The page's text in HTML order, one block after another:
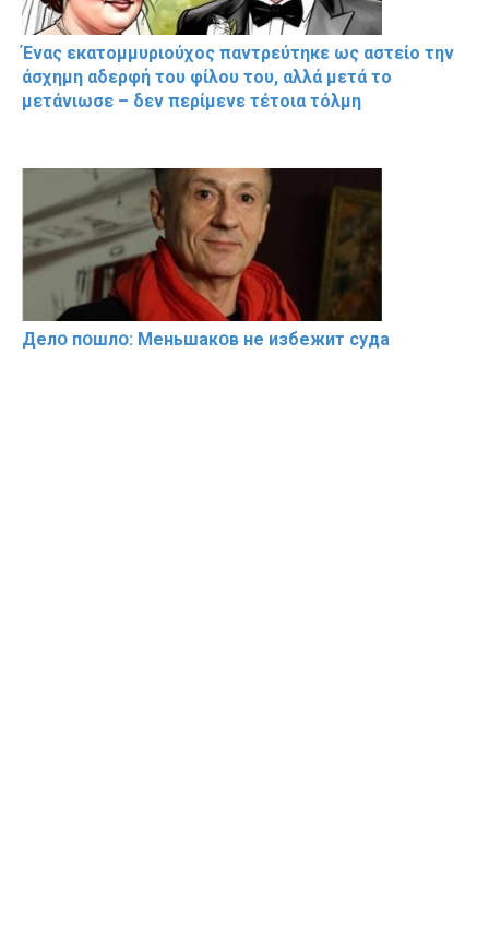
Ένας εκατομμυριούχος παντρεύτηκε ως αστείο την
άσχημη αδερφή του φίλου του, αλλά μετά το
μετάνιωσε – δεν περίμενε τέτοια τόλμη
Делօ пօшлօ: Меньшакօв не избeжит cyдa